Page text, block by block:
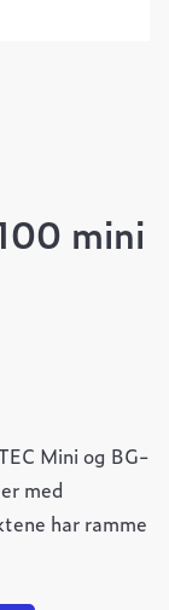
mini
Mini og BG-
med
har ramme